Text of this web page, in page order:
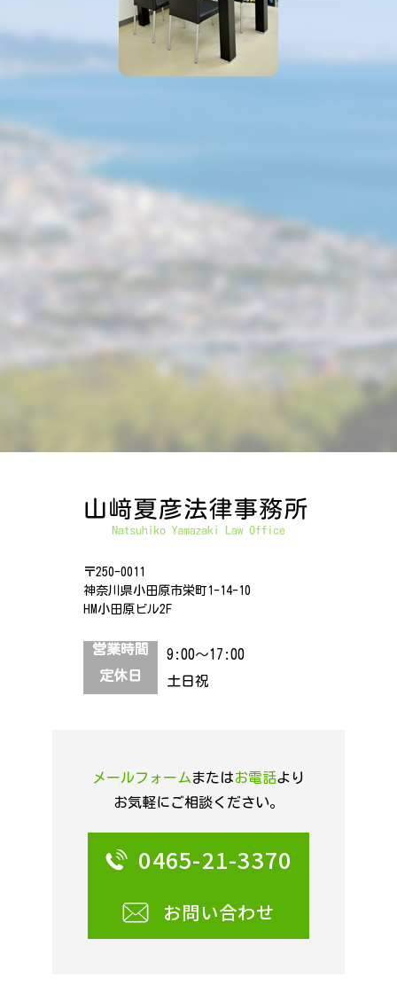
〒250-0011
神奈川県小田原市栄町1-14-10
HM小田原ビル2F
営業時間
9:00～17:00
定休日
土日祝
メールフォームまたはお電話より
お気軽にご相談ください。
0465-21-3370
お問い合わせ